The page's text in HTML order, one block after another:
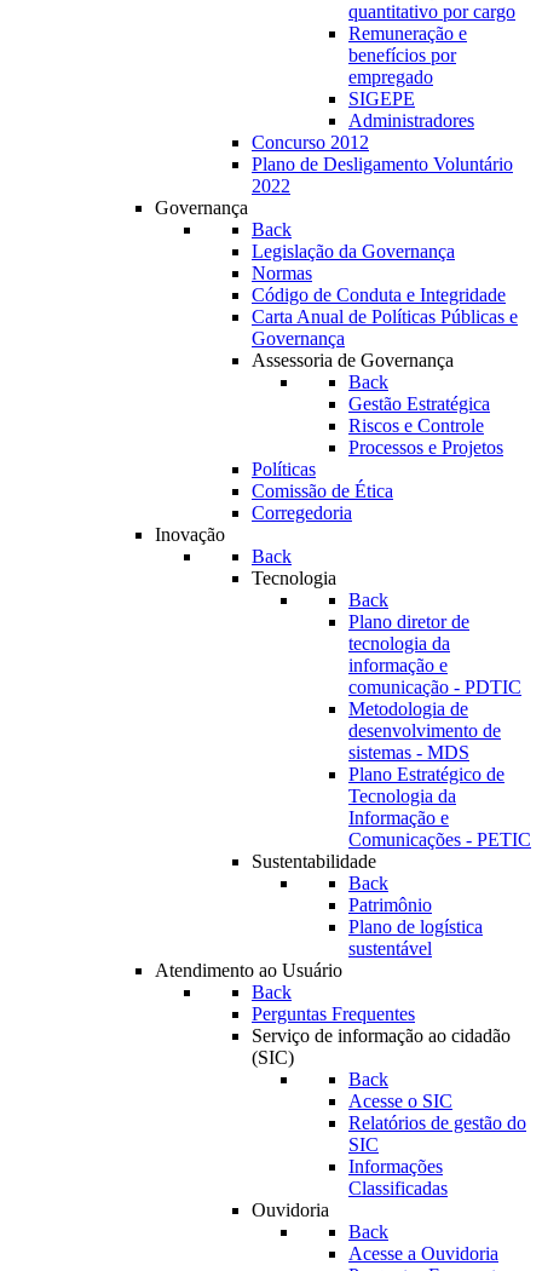
quantitativo por cargo
Remuneração e
benefícios por
empregado
SIGEPE
Administradores
Concurso 2012
Plano de Desligamento Voluntário
2022
Governança
Back
Legislação da Governança
Normas
Código de Conduta e Integridade
Carta Anual de Políticas Públicas e
Governança
Assessoria de Governança
Back
Gestão Estratégica
Riscos e Controle
Processos e Projetos
Políticas
Comissão de Ética
Corregedoria
Inovação
Back
Tecnologia
Back
Plano diretor de
tecnologia da
informação e
comunicação - PDTIC
Metodologia de
desenvolvimento de
sistemas - MDS
Plano Estratégico de
Tecnologia da
Informação e
Comunicações - PETIC
Sustentabilidade
Back
Patrimônio
Plano de logística
sustentável
Atendimento ao Usuário
Back
Perguntas Frequentes
Serviço de informação ao cidadão
(SIC)
Back
Acesse o SIC
Relatórios de gestão do
SIC
Informações
Classificadas
Ouvidoria
Back
Acesse a Ouvidoria